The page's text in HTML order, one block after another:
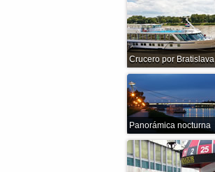
Crucero por Bratislava
Panorámica nocturna